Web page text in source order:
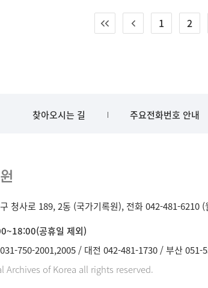
1 2
찾아오시는 길 주요전화번호 안내
청사로 189, 2동 (국가기록원), 전화 042-481-6210
공휴일 제외)
750-2001,2005 대전 042-481-1730 부산 051-
Archives of Korea all rights reserved.